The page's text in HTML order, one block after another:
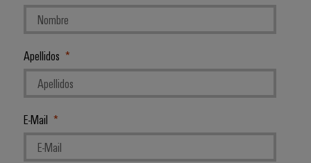
Apellidos
E-Mail